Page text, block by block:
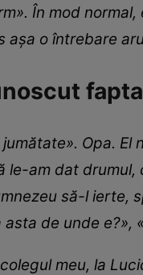
În mod
așa o întrebare
fapta
Opa.
le-am dat drumul,
să-l ierte,
de unde e?»,
meu, la